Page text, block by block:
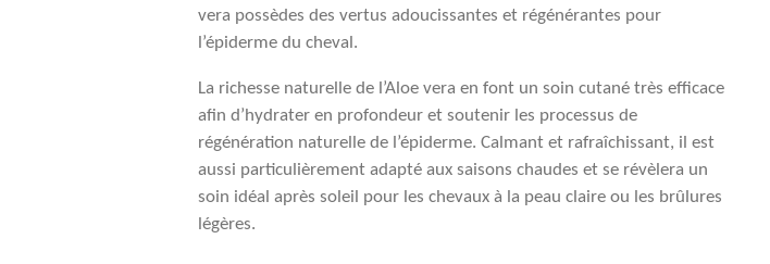
vera possèdes des vertus adoucissantes et régénérantes pour
l’épiderme du cheval.
La richesse naturelle de l’Aloe vera en font un soin cutané très efficace
afin d’hydrater en profondeur et soutenir les processus de
régénération naturelle de l’épiderme. Calmant et rafraîchissant, il est
aussi particulièrement adapté aux saisons chaudes et se révèlera un
soin idéal après soleil pour les chevaux à la peau claire ou les brûlures
légères.